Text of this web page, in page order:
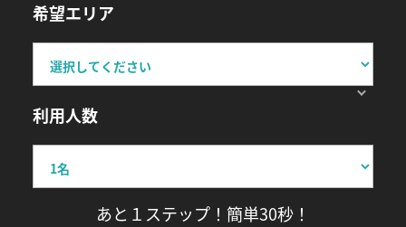
希望エリア
利用人数
あと１ステップ！簡単30秒！